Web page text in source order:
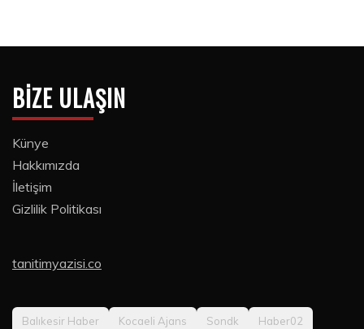
BIZE ULAŞIN
Künye
Hakkımızda
İletişim
Gizlilik Politikası
tanitimyazisi.co
Balıkesir Haber Kocaeli Ajans Sondk Haber02